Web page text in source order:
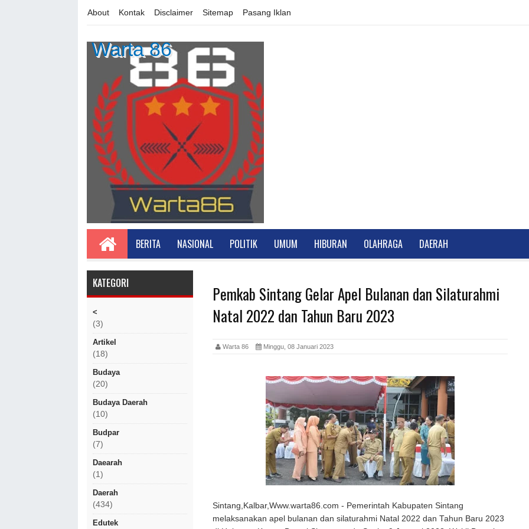
About Kontak Disclaimer Sitemap Pasang Iklan
Warta 86
BERITA NASIONAL POLITIK UMUM HIBURAN OLAHRAGA DAERAH
KATEGORI
<
(3)
Artikel
(18)
Budaya
(20)
Budaya Daerah
(10)
Budpar
(7)
Daearah
(1)
Daerah
(434)
Edutek
Pemkab Sintang Gelar Apel Bulanan dan Silaturahmi
Natal 2022 dan Tahun Baru 2023
Warta 86 Minggu, 08 Januari 2023
Sintang,Kalbar,Www.warta86.com - Pemerintah Kabupaten Sintang
melaksanakan apel bulanan dan silaturahmi Natal 2022 dan Tahun Baru 2023